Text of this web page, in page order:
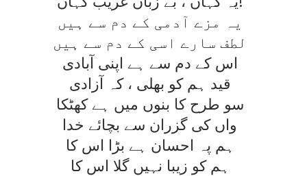
يہ مزے آدمی کے دم سے ہيں
لطف سارے اسی کے دم سے ہيں
اس کے دم سے ہے اپنی آبادی
قيد ہم کو بھلی ، کہ آزادی
سو طرح کا بنوں ميں ہے کھٹکا
واں کی گزران سے بچائے خدا
ہم پہ احسان ہے بڑا اس کا
ہم کو زيبا نہيں گلا اس کا